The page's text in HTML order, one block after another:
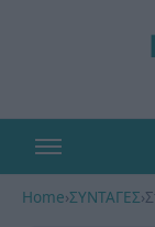
Home›ΣΥΝΤΑΓΕΣ›